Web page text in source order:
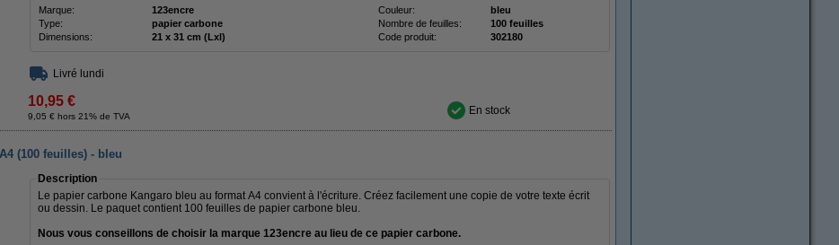
Marque: 123encre Couleur:
bleu
Type:
papier carbone Nombre de feuilles:
100 feuilles
Dimensions:
21 x 31 cm (Lxl) Code produit: 302180
Livré lundi
10,95 €
9,05 € hors 21% de TVA En stock
(100 feuilles) - bleu
Description
Le papier carbone Kangaro bleu au format A4 convient à l'écriture. Créez facilement une copie de votre texte écrit
ou dessin. Le paquet contient 100 feuilles de papier carbone bleu.
Nous vous conseillons de choisir la marque 123encre au lieu de ce papier carbone.